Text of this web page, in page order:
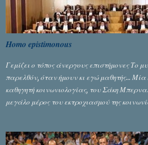
Homo epistimonous
Γεμίζει ο τόπος άνεργους επιστήμονες Το
παρελθόν, όταν ήμουν κι εγώ μαθητής... Μία
καθηγητή κοινωνιολογίας, του Σάκη
μεγάλο μέρος του εκτροχιασμού της